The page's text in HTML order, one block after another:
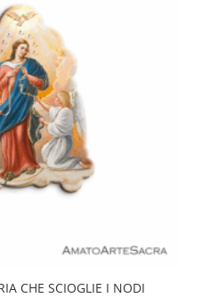
CHE SCIOGLIE I NODI